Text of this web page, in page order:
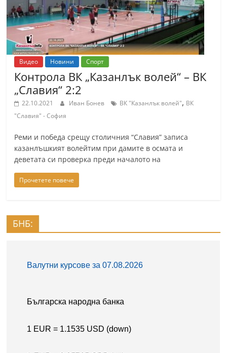
f
o
,
k
a
z
a
n
l
a
k
-
b
n
o
a
l
Видео Новини Спорт
Контрола ВК „Казанлък волей“ – ВК
„Славия“ 2:2
22.10.2021 Иван Бонев ВК "Казанлък волей", ВК
"Славия" - София
Реми и победа срещу столичния “Славия” записа
казанлъшкият волейтим при дамите в осмата и
деветата си проверка преди началото на
Прочетете повече
БНБ: